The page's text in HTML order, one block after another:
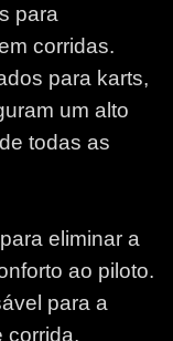
para
corridas.
para karts,
um alto
todas as
eliminar a
ao piloto.
para a
corrida,